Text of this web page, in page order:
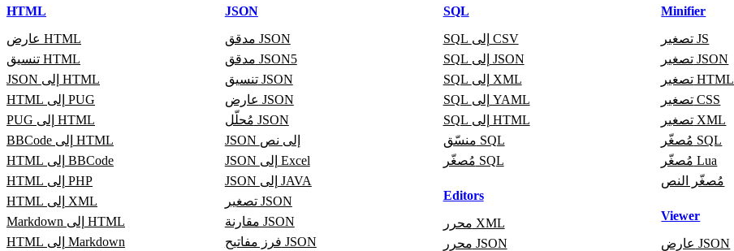
HTML
عارض HTML
تنسيق HTML
JSON إلى HTML
HTML إلى PUG
PUG إلى HTML
BBCode إلى HTML
HTML إلى BBCode
HTML إلى PHP
HTML إلى XML
Markdown إلى HTML
HTML إلى Markdown
JSON
مدقق JSON
مدقق JSON5
تنسيق JSON
عارض JSON
مُحلّل JSON
JSON إلى نص
JSON إلى Excel
JSON إلى JAVA
تصغير JSON
مقارنة JSON
فرز مفاتيح JSON
SQL
SQL إلى CSV
SQL إلى JSON
SQL إلى XML
SQL إلى YAML
SQL إلى HTML
منسّق SQL
مُصغّر SQL
Editors
محرر XML
محرر JSON
Minifier
تصغير JS
تصغير JSON
تصغير HTML
تصغير CSS
تصغير XML
مُصغّر SQL
مُصغّر Lua
مُصغّر النص
Viewer
عارض JSON